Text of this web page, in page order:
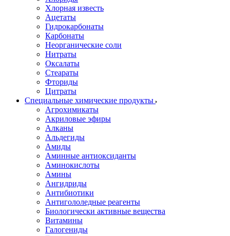
Хлорная известь
Ацетаты
Гидрокарбонаты
Карбонаты
Неорганические соли
Нитраты
Оксалаты
Стеараты
Фториды
Цитраты
Специальные химические продукты
Агрохимикаты
Акриловые эфиры
Алканы
Альдегиды
Амиды
Аминные антиоксиданты
Аминокислоты
Амины
Ангидриды
Антибиотики
Антигололедные реагенты
Биологически активные вещества
Витамины
Галогениды